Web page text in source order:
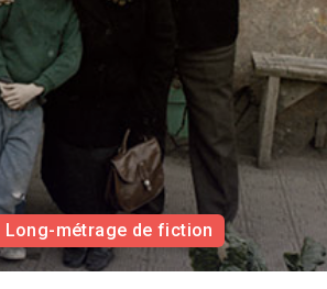
Long-métrage de fiction